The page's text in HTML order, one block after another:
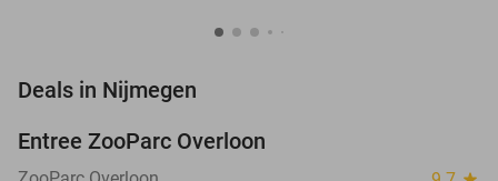
Deals in Nijmegen
TODAY
Entree ZooParc Overloon